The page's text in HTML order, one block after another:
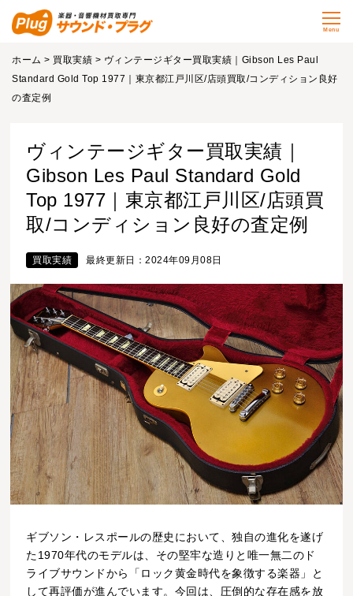
Menu
ホーム > 買取実績 > ヴィンテージギター買取実績｜Gibson Les Paul
Standard Gold Top 1977｜東京都江戸川区/店頭買取/コンディション良好
の査定例
ヴィンテージギター買取実績｜
Gibson Les Paul Standard Gold
Top 1977｜東京都江戸川区/店頭買
取/コンディション良好の査定例
買取実績 最終更新日：2024年09月08日
ギブソン・レスポールの歴史において、独自の進化を遂げ
た1970年代のモデルは、その堅牢な造りと唯一無二のド
ライブサウンドから「ロック黄金時代を象徴する楽器」と
して再評価が進んでいます。今回は、圧倒的な存在感を放